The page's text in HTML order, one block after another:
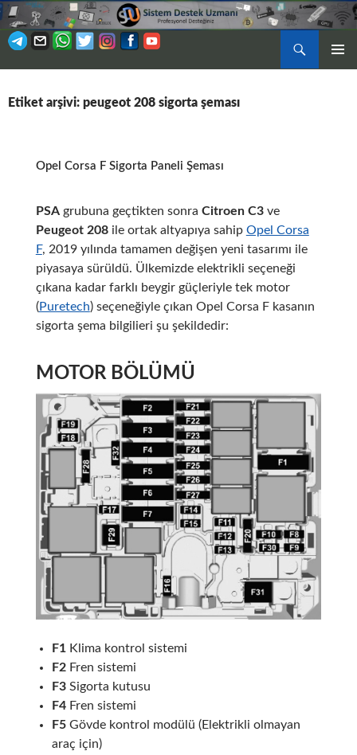
Ara
ATLA
Etiket arşivi: peugeot 208 sigorta şeması
Opel Corsa F Sigorta Paneli Şeması
PSAgrubuna geçtikten sonra Citroen C3ve
Peugeot 208ile ortak altyapıya sahip Opel Corsa
F, 2019 yılında tamamen değişen yeni tasarımı ile
piyasaya sürüldü. Ülkemizde elektrikli seçeneği
çıkana kadar farklı beygir güçleriyle tek motor
(Puretech) seçeneğiyle çıkan Opel Corsa F kasanın
sigorta şema bilgilieri şu şekildedir:
MOTOR BÖLÜMÜ
F1Klima kontrol sistemi
F2Fren sistemi
F3Sigorta kutusu
F4Fren sistemi
F5Gövde kontrol modülü (Elektrikli olmayan
araç için)